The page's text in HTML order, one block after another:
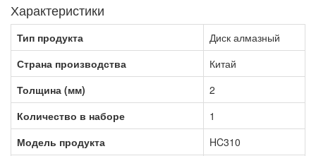
Характеристики
Тип продукта
Диск алмазный
Страна производства
Китай
Толщина (мм)
2
Количество в наборе
1
Модель продукта
HC310